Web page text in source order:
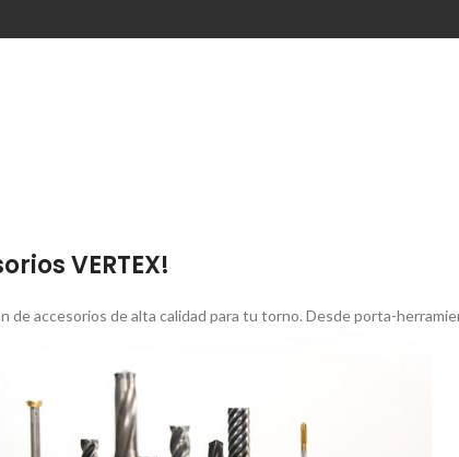
VERTEX!
de accesorios de alta calidad para tu torno. Desde porta-